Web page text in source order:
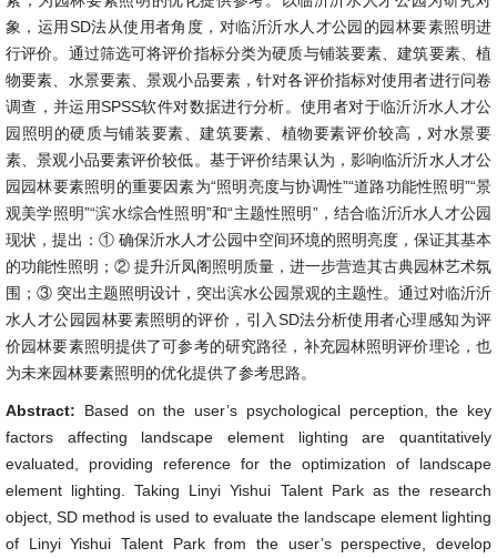
象，运用SD法从使用者角度，对临沂沂水人才公园的园林要素照明进
行评价。通过筛选可将评价指标分类为硬质与铺装要素、建筑要素、植
物要素、水景要素、景观小品要素，针对各评价指标对使用者进行问卷
调查，并运用SPSS软件对数据进行分析。使用者对于临沂沂水人才公
园照明的硬质与铺装要素、建筑要素、植物要素评价较高，对水景要
素、景观小品要素评价较低。基于评价结果认为，影响临沂沂水人才公
园园林要素照明的重要因素为“照明亮度与协调性”“道路功能性照明”“景
观美学照明”“滨水综合性照明”和“主题性照明”，结合临沂沂水人才公园
现状，提出：① 确保沂水人才公园中空间环境的照明亮度，保证其基本
的功能性照明；② 提升沂凤阁照明质量，进一步营造其古典园林艺术氛
围；③ 突出主题照明设计，突出滨水公园景观的主题性。通过对临沂沂
水人才公园园林要素照明的评价，引入SD法分析使用者心理感知为评
价园林要素照明提供了可参考的研究路径，补充园林照明评价理论，也
为未来园林要素照明的优化提供了参考思路。
Abstract: Based on the user’s psychological perception, the key
factors affecting landscape element lighting are quantitatively
evaluated, providing reference for the optimization of landscape
element lighting. Taking Linyi Yishui Talent Park as the research
object, SD method is used to evaluate the landscape element lighting
of Linyi Yishui Talent Park from the user’s perspective, develop